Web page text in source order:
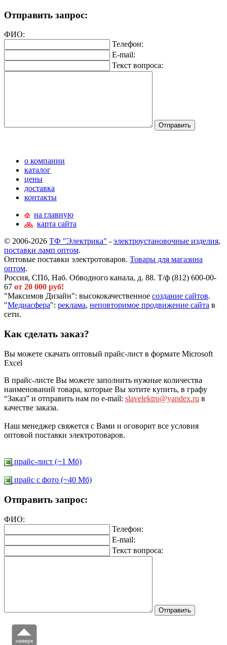
Отправить запрос:
ФИО:
Телефон:
E-mail:
Текст вопроса:
о компании
каталог
цены
доставка
контакты
на главную
карта сайта
© 2006-2026 ТФ "Электрика" - электроустановочные изделия,
поставки ламп оптом.
Оптовые поставки электротоваров. Товары для магазина
оптом.
Россия, СПб, Наб. Обводного канала, д. 88. Т/ф (812) 600-00-
67 от 20 000 руб!
"Максимов Дизайн": высококачественное создание сайтов.
"Медиасфера": реклама, неповторимое продвижение сайта в
сети.
Как сделать заказ?
Вы можете скачать оптовый прайс-лист в формате Microsoft
Excel
В прайс-листе Вы можете заполнить нужные количества
наименований товара, которые Вы хотите купить, в графу
“Заказ” и отправить нам по e-mail: slavelektro@yandex.ru в
качестве заказа.
Наш менеджер свяжется с Вами и оговорит все условия
оптовой поставки электротоваров.
прайс-лист (~1 Мб)
прайс c фото (~40 Мб)
Отправить запрос:
ФИО:
Телефон:
E-mail:
Текст вопроса: